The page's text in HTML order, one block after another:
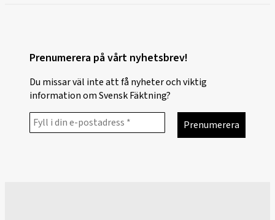
Prenumerera på vårt nyhetsbrev!
Du missar väl inte att få nyheter och viktig
information om Svensk Fäktning?